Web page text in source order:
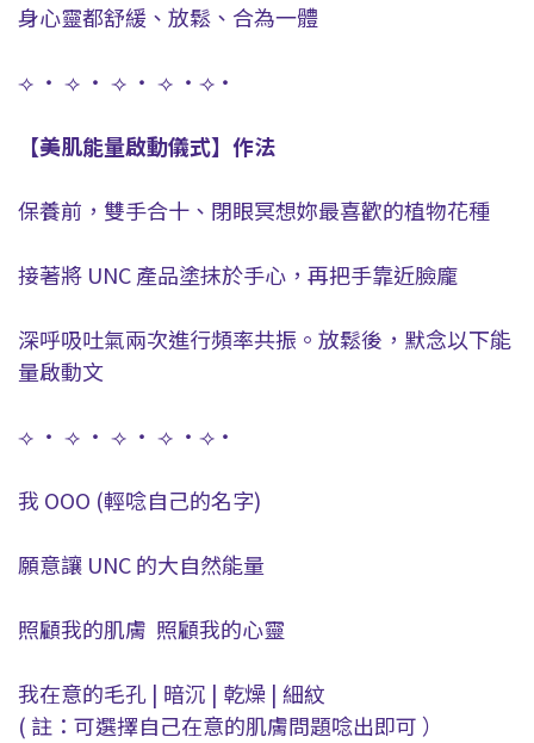
身心靈都舒緩、放鬆、合為一體
⟢ ・ ⟢ ・ ⟢ ・ ⟢ ・⟢・
【美肌能量啟動儀式】作法
保養前，雙手合十、閉眼冥想妳最喜歡的植物花種
接著將 UNC 產品塗抹於手心，再把手靠近臉龐
深呼吸吐氣兩次進行頻率共振。放鬆後，默念以下能
量啟動文
⟢ ・ ⟢ ・ ⟢ ・ ⟢ ・⟢・
我 OOO (輕唸自己的名字)
願意讓 UNC 的大自然能量
照顧我的肌膚 照顧我的心靈
我在意的毛孔 | 暗沉 | 乾燥 | 細紋
( 註：可選擇自己在意的肌膚問題唸出即可 ）